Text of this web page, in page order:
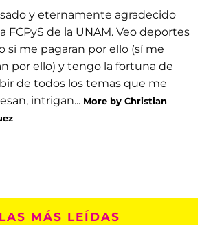
y eternamente agradecido
FCPyS de la UNAM. Veo deportes
si me pagaran por ello (sí me
por ello) y tengo la fortuna de
de todos los temas que me
intrigan... More by Christian
LAS MÁS LEÍDAS